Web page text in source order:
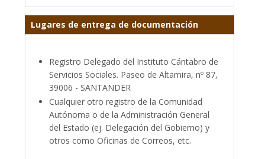
Lugares de entrega de documentación
Registro Delegado del Instituto Cántabro de
Servicios Sociales. Paseo de Altamira, nº 87,
39006 - SANTANDER
Cualquier otro registro de la Comunidad
Autónoma o de la Administración General
del Estado (ej. Delegación del Gobierno) y
otros como Oficinas de Correos, etc.